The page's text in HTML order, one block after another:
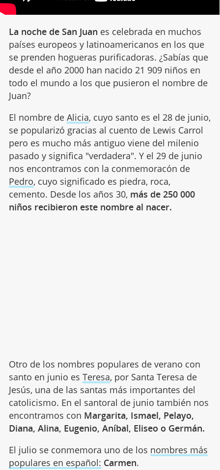
La noche de San Juan es celebrada en muchos
países europeos y latinoamericanos en los que
se prenden hogueras purificadoras. ¿Sabías que
desde el año 2000 han nacido 21 909 niños en
todo el mundo a los que pusieron el nombre de
Juan?
El nombre de Alicia, cuyo santo es el 28 de junio,
se popularizó gracias al cuento de Lewis Carrol
pero es mucho más antiguo viene del milenio
pasado y significa "verdadera". Y el 29 de junio
nos encontramos con la conmemoracón de
Pedro, cuyo significado es piedra, roca,
cemento. Desde los años 30, más de 250 000
niños recibieron este nombre al nacer.
Otro de los nombres populares de verano con
santo en junio es Teresa, por Santa Teresa de
Jesús, una de las santas más importantes del
catolicismo. En el santoral de junio también nos
encontramos con Margarita, Ismael, Pelayo,
Diana, Alina, Eugenio, Aníbal, Eliseo o Germán.
El julio se conmemora uno de los nombres más
populares en español: Carmen.